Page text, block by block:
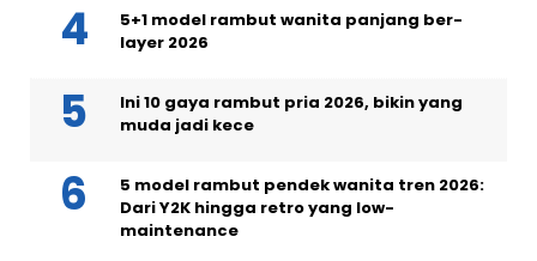
5+1 model rambut wanita panjang ber-
layer 2026
Ini 10 gaya rambut pria 2026, bikin yang
muda jadi kece
5 model rambut pendek wanita tren 2026:
Dari Y2K hingga retro yang low-
maintenance